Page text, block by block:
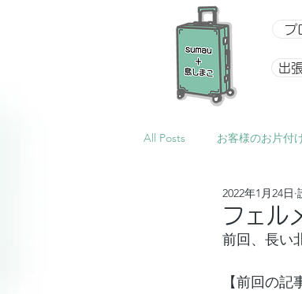
プ
出
All Posts お客様のお片付
整理収納アドバイザー向
フェル
2022年1月24日
前回、長い
【前回の記